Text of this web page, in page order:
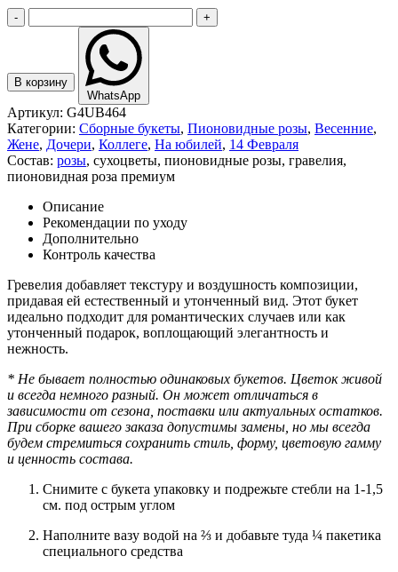
- +
В корзину
WhatsApp
Артикул: G4UB464
Категории: Сборные букеты, Пионовидные розы, Весенние,
Жене, Дочери, Коллеге, На юбилей, 14 Февраля
Состав: розы, сухоцветы, пионовидные розы, гравелия,
пионовидная роза премиум
Описание
Рекомендации по уходу
Дополнительно
Контроль качества
Гревелия добавляет текстуру и воздушность композиции,
придавая ей естественный и утонченный вид. Этот букет
идеально подходит для романтических случаев или как
утонченный подарок, воплощающий элегантность и
нежность.
* Не бывает полностью одинаковых букетов. Цветок живой
и всегда немного разный. Он может отличаться в
зависимости от сезона, поставки или актуальных остатков.
При сборке вашего заказа допустимы замены, но мы всегда
будем стремиться сохранить стиль, форму, цветовую гамму
и ценность состава.
Снимите с букета упаковку и подрежьте стебли на 1-1,5
см. под острым углом
Наполните вазу водой на ⅔ и добавьте туда ¼ пакетика
специального средства